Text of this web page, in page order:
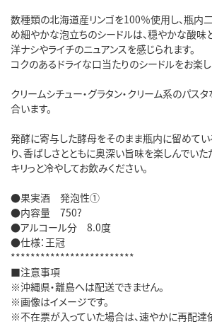
数種類の北海道産リンゴを100％使用し、瓶内
め細やかな泡立ちのシードルは、穏やかな酸味
洋ナシやライチのニュアンスを感じられます。
コクのあるドライな口当たりのシードルをお楽し
クリームシチュー・グラタン・クリーム系のパス
合います。
発酵に寄与した酵母をそのまま瓶内に留めて
り、香ばしさとともに奥深い旨味を楽しんでい
キリっと冷やしてお飲みください。
●果実酒 発泡性①
●内容量 750?
●アルコール分 8.0度
●仕様：王冠
*************************
■注意事項
※沖縄県・離島へは配送できません。
※画像はイメージです。
※不在票が入っていた場合は、速やかに再配達